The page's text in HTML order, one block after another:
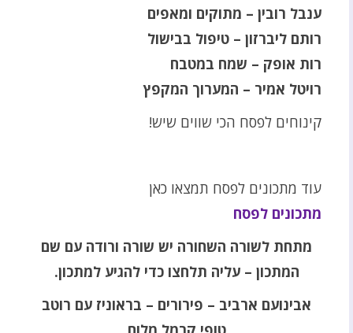
ענבל רובין – מתוקים ומאפים
רותם ליברזון – טיפול בבישול
רות אופק – שמח במטבח
רויטל אמיר – המערוך המקפץ
קינוחים לפסח הכי שווים שיש!
עוד מתכונים לפסח תמצאו כאן
מתכונים לפסח
מתחת לשורה השחורה יש שורה ורודה עם שם
המתכון – עליה תלחצו כדי להגיע למתכון.
אבינועם ארביב – פירורים – בראוניז עם רוטב